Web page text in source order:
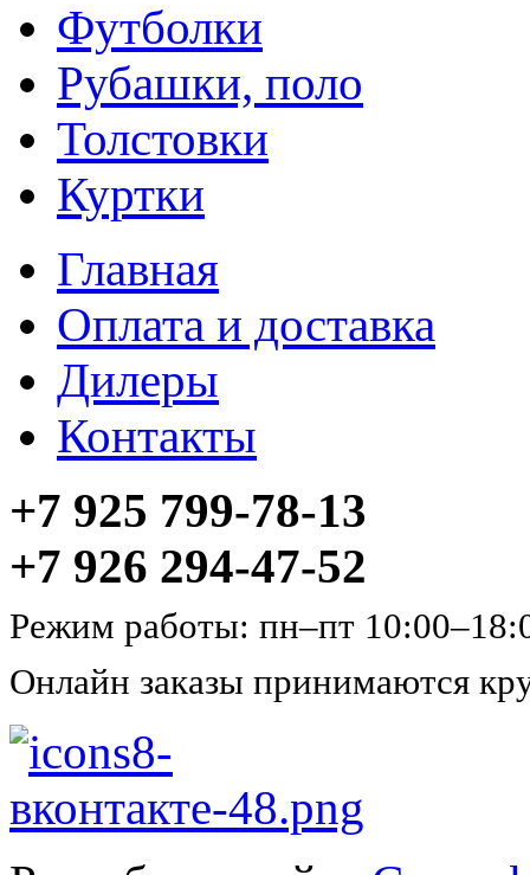
Футболки
Рубашки, поло
Толстовки
Куртки
Главная
Оплата и доставка
Дилеры
Контакты
+7 925 799-78-13
+7 926 294-47-52
Режим работы: пн–пт
Онлайн заказы принимаются